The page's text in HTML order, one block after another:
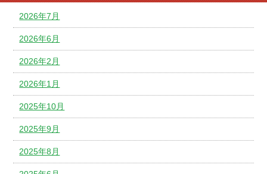
2026年7月
2026年6月
2026年2月
2026年1月
2025年10月
2025年9月
2025年8月